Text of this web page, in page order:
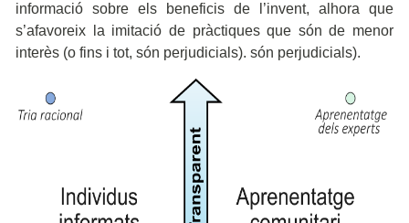
informació sobre els beneficis de l’invent, alhora que
s’afavoreix la imitació de pràctiques que són de menor
interès (o fins i tot, són perjudicials). són perjudicials).